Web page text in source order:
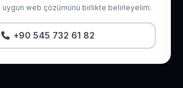
uygun web çözümünü birlikte belirleyelim.
+90 545 732 61 82